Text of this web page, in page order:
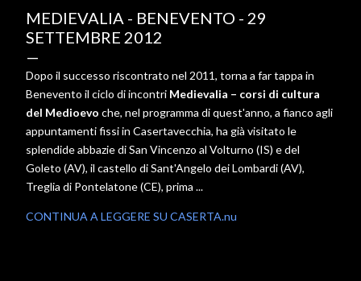
MEDIEVALIA - BENEVENTO - 29
SETTEMBRE 2012
Dopo il successo riscontrato nel 2011, torna a far tappa in
Benevento il ciclo di incontri Medievalia – corsi di cultura
del Medioevo che, nel programma di quest'anno, a fianco agli
appuntamenti fissi in Casertavecchia, ha già visitato le
splendide abbazie di San Vincenzo al Volturno (IS) e del
Goleto (AV), il castello di Sant'Angelo dei Lombardi (AV),
Treglia di Pontelatone (CE), prima ...
CONTINUA A LEGGERE SU CASERTA.nu